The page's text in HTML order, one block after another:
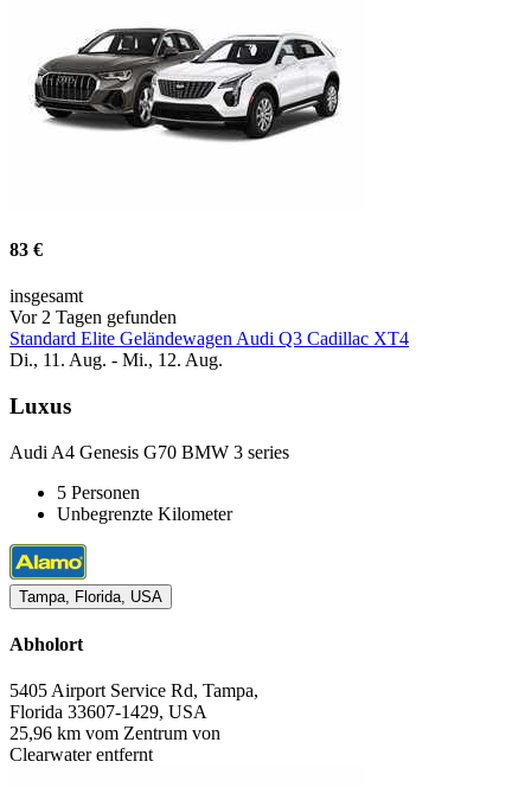
83 €
insgesamt
Vor 2 Tagen gefunden
Standard Elite Geländewagen Audi Q3 Cadillac XT4
Di., 11. Aug. - Mi., 12. Aug.
Luxus
Audi A4 Genesis G70 BMW 3 series
5 Personen
Unbegrenzte Kilometer
Tampa, Florida, USA
Abholort
5405 Airport Service Rd, Tampa,
Florida 33607-1429, USA
25,96 km vom Zentrum von
Clearwater entfernt